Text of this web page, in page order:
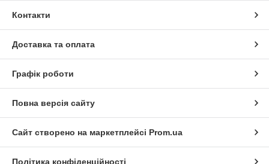
Контакти
Доставка та оплата
Графік роботи
Повна версія сайту
Сайт створено на маркетплейсі Prom.ua
Політика конфіденційності